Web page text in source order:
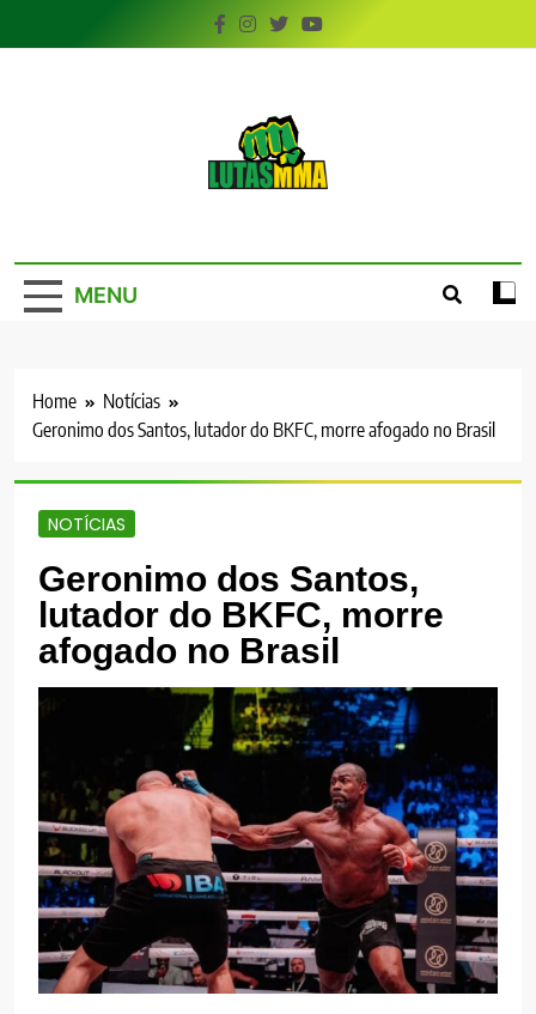
to
MENU
Home
Notícias
Geronimo dos Santos, lutador do BKFC, morre afogado no Brasil
NOTÍCIAS
Geronimo dos Santos,
lutador do BKFC, morre
afogado no Brasil